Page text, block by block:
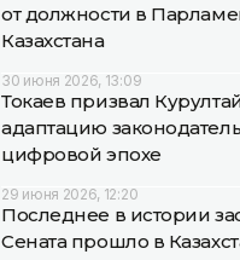
от должности в
Казахстана
30 июня 2026, 13:09
Токаев призвал
адаптацию
цифровой эпохе
29 июня 2026, 12:20
Последнее в истории
Сената прошло в